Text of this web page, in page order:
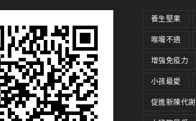
養生堅果
喉嚨不適
增強免疫力
小孩最愛
促進新陳代謝